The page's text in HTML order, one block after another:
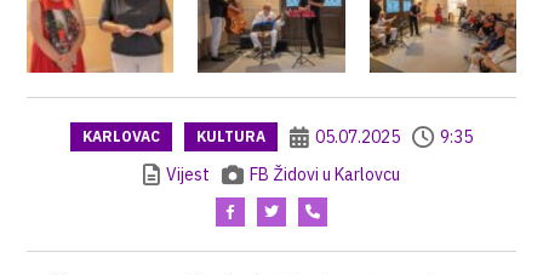
KARLOVAC KULTURA 05.07.2025
9:35
Vijest
FB Židovi u Karlovcu